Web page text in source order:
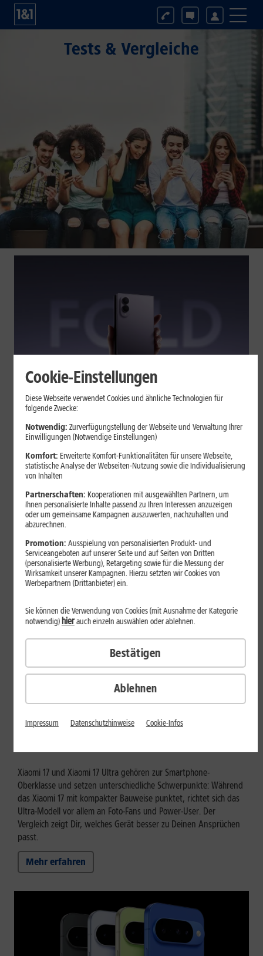
Tests & Vergleiche
Tests & Vergleiche
Galaxy Z Fold7 oder Fold8: Was
sich beim neuen Foldable geändert
Kompakteres Format, neuer Chip, größerer Akku: Das Galaxy Z
Fold8 setzt andere Schwerpunkte als sein Vorgänger. Wir
zeigen, was Samsung verändert hat, welche Neuerungen im
Alltag zählen und wo das Fold7 Vorteile behält.
Mehr erfahren
Tests & Vergleiche
Xiaomi 17 vs. Xiaomi 17 Ultra: Für
Xiaomi 17 und Xiaomi 17 Ultra gehören zur Smartphone-
Oberklasse und setzen unterschiedliche Schwerpunkte: Während
das Xiaomi 17 mit kompakter Bauweise punktet, richtet sich das
Ultra-Modell vor allem an Foto-Fans und Power-User. Der
Vergleich zeigt Dir, welches Gerät besser zu Deinen Ansprüchen
passt.
Mehr erfahren
Cookie-Einstellungen
Diese Webseite verwendet Cookies und ähnliche Technologien für
folgende Zwecke:
Notwendig: Zurverfügungstellung der Webseite und Verwaltung Ihrer
Einwilligungen (Notwendige Einstellungen)
Komfort: Erweiterte Komfort-Funktionalitäten für unsere Webseite,
statistische Analyse der Webseiten-Nutzung sowie die Individualisierung
von Inhalten
Partnerschaften: Kooperationen mit ausgewählten Partnern, um
Ihnen personalisierte Inhalte passend zu Ihren Interessen anzuzeigen
oder um gemeinsame Kampagnen auszuwerten, nachzuhalten und
abzurechnen.
Promotion: Ausspielung von personalisierten Produkt- und
Serviceangeboten auf unserer Seite und auf Seiten von Dritten
(personalisierte Werbung), Retargeting sowie für die Messung der
Wirksamkeit unserer Kampagnen. Hierzu setzten wir Cookies von
Werbepartnern (Drittanbieter) ein.
Ablehnen
Sie können die Verwendung von Cookies (mit Ausnahme der Kategorie
notwendig) hierauch einzeln auswählen oder ablehnen.
Bestätigen
Impressum Datenschutzhinweise Cookie-Infos